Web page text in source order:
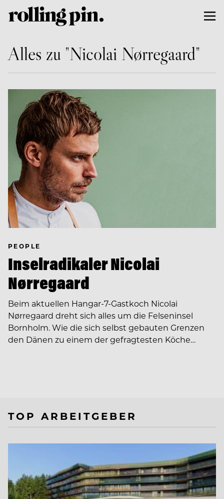
Alles zu "Nicolai Nørregaard"
PEOPLE
Inselradikaler Nicolai
Nørregaard
Beim aktuellen Hangar-7-Gastkoch Nicolai
Nørregaard dreht sich alles um die Felseninsel
Bornholm. Wie die sich selbst gebauten Grenzen
den Dänen zu einem der gefragtesten Köche…
TOP ARBEITGEBER